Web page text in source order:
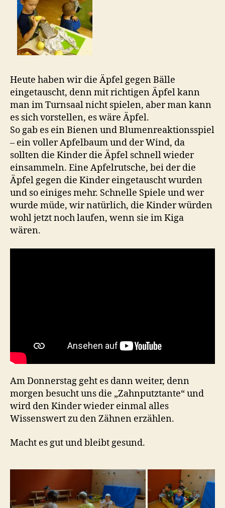
Heute haben wir die Äpfel gegen Bälle
eingetauscht, denn mit richtigen Äpfel kann
man im Turnsaal nicht spielen, aber man kann
es sich vorstellen, es wäre Äpfel.
So gab es ein Bienen und Blumenreaktionsspiel
– ein voller Apfelbaum und der Wind, da
sollten die Kinder die Äpfel schnell wieder
einsammeln. Eine Apfelrutsche, bei der die
Äpfel gegen die Kinder eingetauscht wurden
und so einiges mehr. Schnelle Spiele und wer
wurde müde, wir natürlich, die Kinder würden
wohl jetzt noch laufen, wenn sie im Kiga
wären.
Am Donnerstag geht es dann weiter, denn
morgen besucht uns die „Zahnputztante“ und
wird den Kinder wieder einmal alles
Wissenswert zu den Zähnen erzählen.
Macht es gut und bleibt gesund.